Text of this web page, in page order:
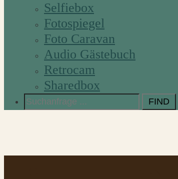
Selfiebox
Fotospiegel
Foto Caravan
Audio Gästebuch
Retrocam
Sharedbox
Search
for: